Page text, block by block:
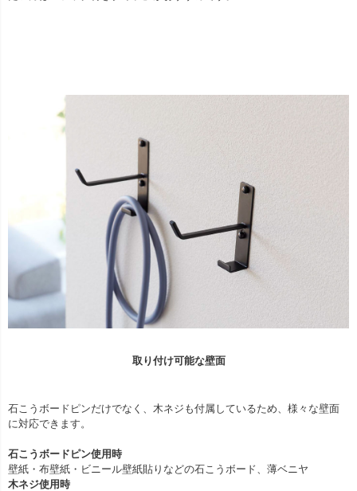
取り付け可能な壁面
石こうボードピンだけでなく、木ネジも付属しているため、様々な壁面
に対応できます。
石こうボードピン使用時
壁紙・布壁紙・ビニール壁紙貼りなどの石こうボード、薄ベニヤ
木ネジ使用時